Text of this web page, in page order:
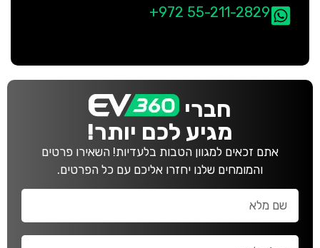
+972 55-211-2829
חברי
מגיע לכם יותר!
אתם זכאים למגוון הטבות בלעדיות! השאירו פרטים
והמומחים שלנו יחזרו אליכם עם כל הפרטים.